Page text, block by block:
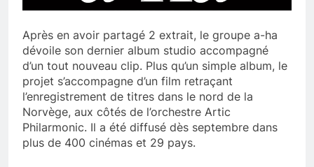
Après en avoir partagé 2 extrait, le groupe a-ha
dévoile son dernier album studio accompagné
d’un tout nouveau clip. Plus qu’un simple album, le
projet s’accompagne d’un film retraçant
l’enregistrement de titres dans le nord de la
Norvège, aux côtés de l’orchestre Artic
Philarmonic. Il a été diffusé dès septembre dans
plus de 400 cinémas et 29 pays.